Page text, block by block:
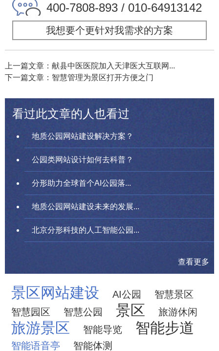
400-7808-893 / 010-64913142
我想要个更针对我需求的方案
上一篇文章：献县中医医院加入天津医大互联网...
下一篇文章：智慧管理为景区打开方便之门
看过此文章的人也看过
地质公园网站建设解决方案？
公园类网站设计如何去科普？
分形助力全球首个AI公园落...
地质公园网站建设未来的发展...
北京分形科技的人工智能公园...
查看更多
景区网站建设 AI公园
智慧景区
智慧园区
智慧公园 景区 旅游休闲
旅游景区 智能导览 智能步道
智能语音亭 智能体测